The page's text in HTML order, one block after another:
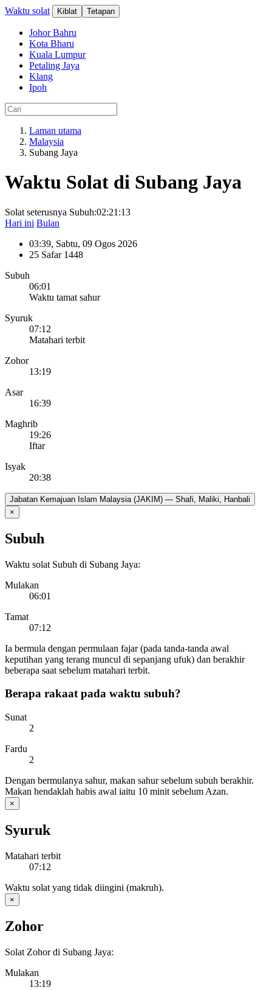
Waktu solat Kiblat Tetapan
Johor Bahru
Kota Bharu
Kuala Lumpur
Petaling Jaya
Klang
Ipoh
Laman utama
Malaysia
Subang Jaya
Waktu Solat di Subang Jaya
Solat seterusnya Subuh:02:21:13
Hari ini Bulan
03:39, Sabtu, 09 Ogos 2026
25 Safar 1448
Subuh
06:01
Waktu tamat sahur
Syuruk
07:12
Matahari terbit
Zohor
13:19
Asar
16:39
Maghrib
19:26
Iftar
Isyak
20:38
Jabatan Kemajuan Islam Malaysia (JAKIM) — Shafi, Maliki, Hanbali
×
Subuh
Waktu solat Subuh di Subang Jaya:
Mulakan
06:01
Tamat
07:12
Ia bermula dengan permulaan fajar (pada tanda-tanda awal
keputihan yang terang muncul di sepanjang ufuk) dan berakhir
beberapa saat sebelum matahari terbit.
Berapa rakaat pada waktu subuh?
Sunat
2
Fardu
2
Dengan bermulanya sahur, makan sahur sebelum subuh berakhir.
Makan hendaklah habis awal iaitu 10 minit sebelum Azan.
×
Syuruk
Matahari terbit
07:12
Waktu solat yang tidak diingini (makruh).
×
Zohor
Solat Zohor di Subang Jaya:
Mulakan
13:19